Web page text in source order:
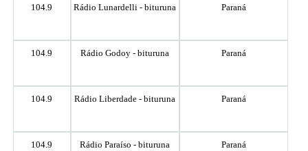
104.9 Rádio Lunardelli - bituruna Paraná
104.9 Rádio Godoy - bituruna Paraná
104.9 Rádio Liberdade - bituruna Paraná
104.9 Rádio Paraíso - bituruna Paraná